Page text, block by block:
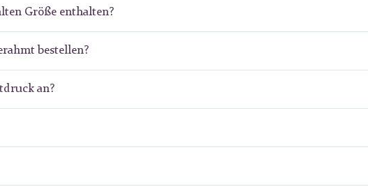
Größe enthalten?
bestellen?
an?